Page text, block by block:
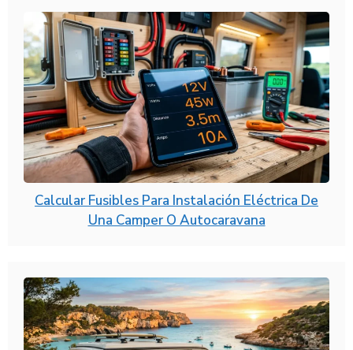
Calcular Fusibles Para Instalación Eléctrica De
Una Camper O Autocaravana